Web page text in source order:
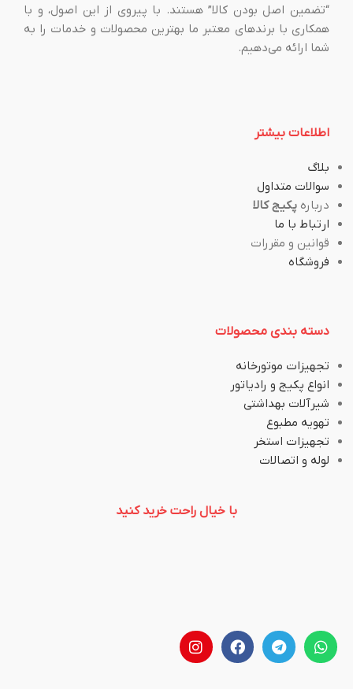
“تضمین اصل بودن کالا” هستند. با پیروی از این اصول، و با
همکاری با برندهای معتبر ما بهترین محصولات و خدمات را به
شما ارائه می‌دهیم.
اطلاعات بیشتر
بلاگ
سوالات متداول
درباره پکیج کالا
ارتباط با ما
قوانین و مقررات
فروشگاه
دسته بندی محصولات
تجهیزات موتورخانه
انواع پکیج و رادیاتور
شیرآلات بهداشتی
تهویه مطبوع
تجهیزات استخر
لوله و اتصالات
با خیال راحت خرید کنید